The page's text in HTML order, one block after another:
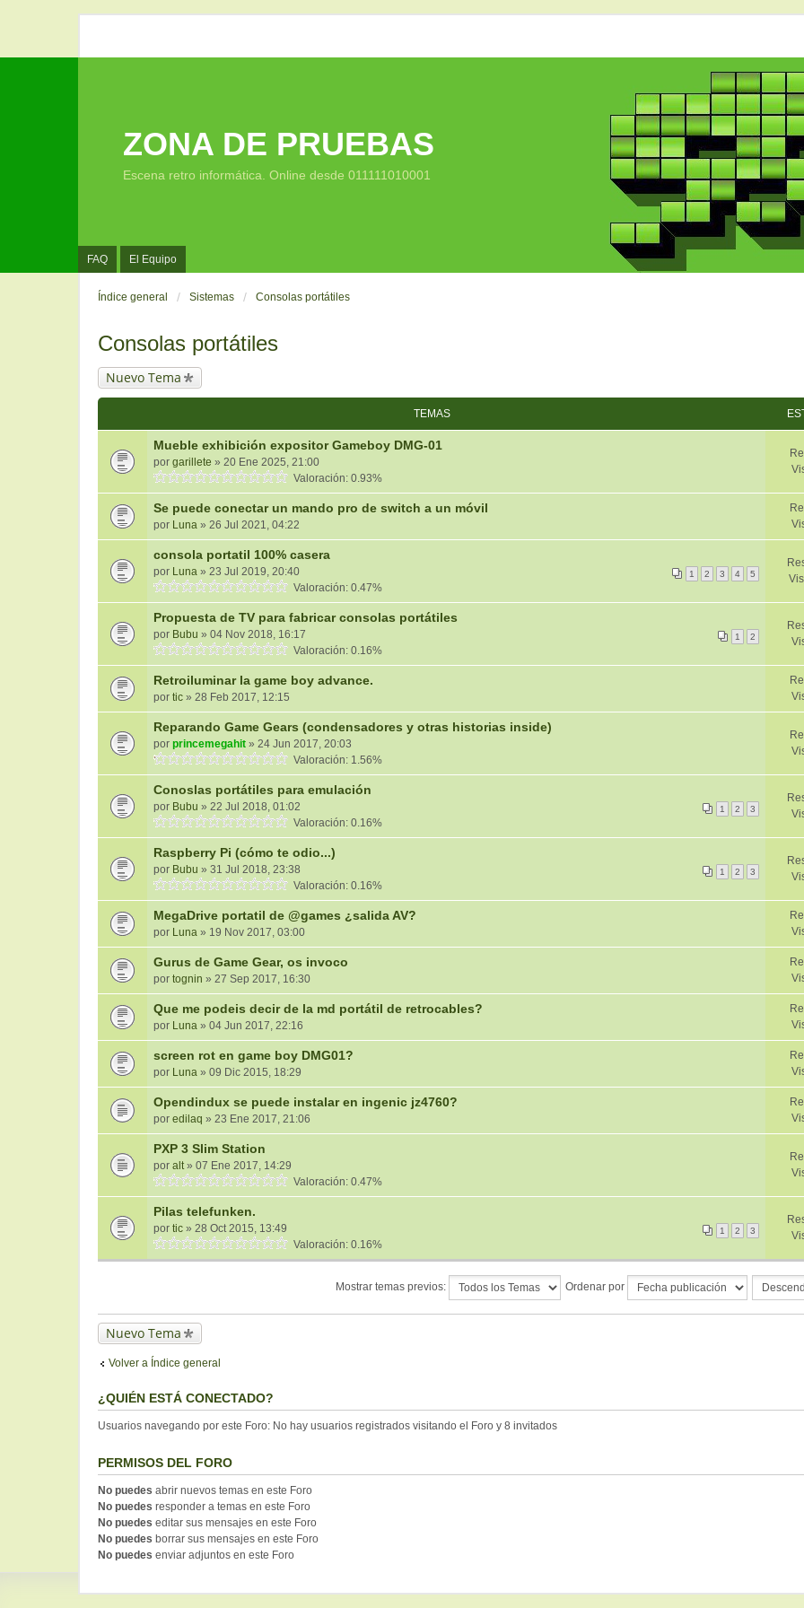
FAQ El Equipo
ZONA DE PRUEBAS
Escena retro informática. Online desde 011111010001
Índice general Sistemas Consolas portátiles
Consolas portátiles
Nuevo Tema
TEMAS
Mueble exhibición expositor Gameboy DMG-01
por garillete » 20 Ene 2025, 21:00
Valoración: 0.93%
Se puede conectar un mando pro de switch a un móvil
por Luna » 26 Jul 2021, 04:22
consola portatil 100% casera
1 2 3 4 5
por Luna » 23 Jul 2019, 20:40
Valoración: 0.47%
Propuesta de TV para fabricar consolas portátiles
1 2
por Bubu » 04 Nov 2018, 16:17
Valoración: 0.16%
Retroiluminar la game boy advance.
por tic » 28 Feb 2017, 12:15
Reparando Game Gears (condensadores y otras historias inside)
por princemegahit » 24 Jun 2017, 20:03
Valoración: 1.56%
Conoslas portátiles para emulación
1 2 3
por Bubu » 22 Jul 2018, 01:02
Valoración: 0.16%
Raspberry Pi (cómo te odio...)
1 2 3
por Bubu » 31 Jul 2018, 23:38
Valoración: 0.16%
MegaDrive portatil de @games ¿salida AV?
por Luna » 19 Nov 2017, 03:00
Gurus de Game Gear, os invoco
por tognin » 27 Sep 2017, 16:30
Que me podeis decir de la md portátil de retrocables?
por Luna » 04 Jun 2017, 22:16
screen rot en game boy DMG01?
por Luna » 09 Dic 2015, 18:29
Opendindux se puede instalar en ingenic jz4760?
por edilaq » 23 Ene 2017, 21:06
PXP 3 Slim Station
por alt» 07 Ene 2017, 14:29
Valoración: 0.47%
Pilas telefunken.
1 2 3
por tic » 28 Oct 2015, 13:49
Valoración: 0.16%
Mostrar temas previos: Ordenar por
Nuevo Tema
Volver a Índice general
¿QUIÉN ESTÁ CONECTADO?
Usuarios navegando por este Foro: No hay usuarios registrados visitando el Foro y 8 invitados
PERMISOS DEL FORO
No puedes abrir nuevos temas en este Foro
No puedes responder a temas en este Foro
No puedes editar sus mensajes en este Foro
No puedes borrar sus mensajes en este Foro
No puedes enviar adjuntos en este Foro